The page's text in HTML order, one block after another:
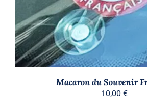
Macaron du Souvenir
10,00 €